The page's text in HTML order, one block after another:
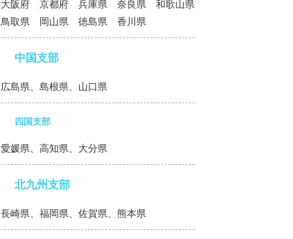
大阪府 京都府 兵庫県 奈良県 和歌山県
鳥取県 岡山県 徳島県 香川県
中国支部
広島県、島根県、山口県
四国支部
愛媛県、高知県、大分県
北九州支部
長崎県、福岡県、佐賀県、熊本県